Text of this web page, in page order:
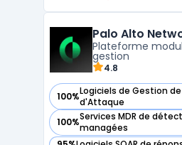
protection des données.
prox ...
Palo Alto
Plateforme
gestion
4.8
100%Logiciels de Gestion
d'Attaque
— voir Palo Alto Networks
100%Services MDR de
managées
— voir Palo Alto Networks